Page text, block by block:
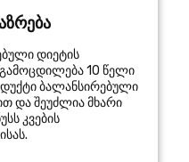
დიეტის
10 წელი
ბალანსირებული
და შეუძლია მხარი
კვების